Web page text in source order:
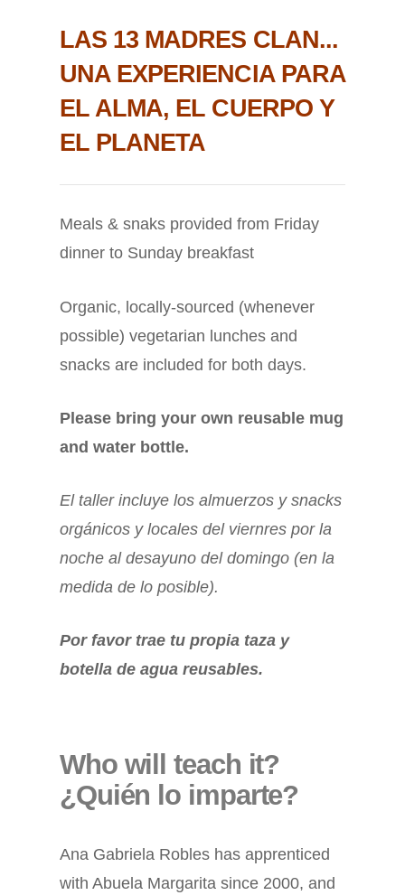
LAS 13 MADRES CLAN...
UNA EXPERIENCIA PARA
EL ALMA, EL CUERPO Y
EL PLANETA
Meals & snaks provided from Friday
dinner to Sunday breakfast
Organic, locally-sourced (whenever
possible) vegetarian lunches and
snacks are included for both days.
Please bring your own reusable mug
and water bottle.
El taller incluye los almuerzos y snacks
orgánicos y locales del viernres por la
noche al desayuno del domingo (en la
medida de lo posible).
Por favor trae tu propia taza y
botella de agua reusables.
Who will teach it?
¿Quién lo imparte?
Ana Gabriela Robles has apprenticed
with Abuela Margarita since 2000, and